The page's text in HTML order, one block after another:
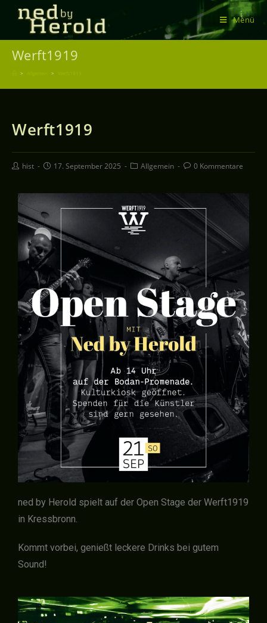
Menü
Werft1919
> >
Werft1919
hist 17. September 2025 Allgemein 0 Kommentare
ned by Herold spielt auf der Open Stage der Werft1919
in Kressbronn.
Kommt vorbei, genießt leckere Drinks bei gutem
Sound!